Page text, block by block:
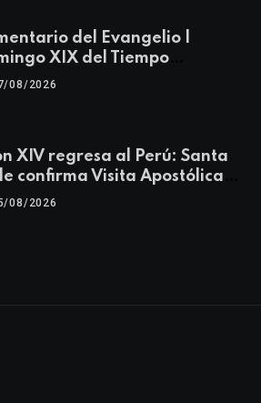
del Evangelio |
XIX del Tiempo
| Mateo 14, 22-23
08/2026
XIV regresa al Perú: Santa
confirma Visita Apostólica
al 17 de noviembre
08/2026